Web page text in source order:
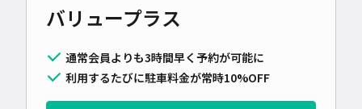
バリュープラス
通常会員よりも3時間早く予約が可能に
利用するたびに駐車料金が常時10%OFF